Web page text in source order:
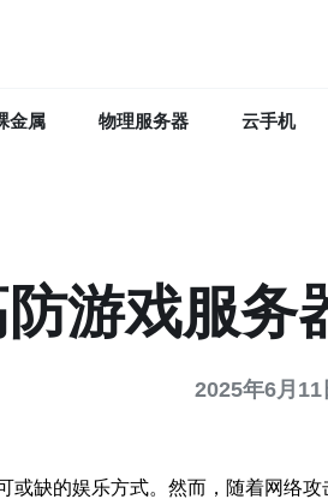
金属 物理服务器 云手机
游戏服务
2025年6月11
缺的娱乐方式。然而，随着网络